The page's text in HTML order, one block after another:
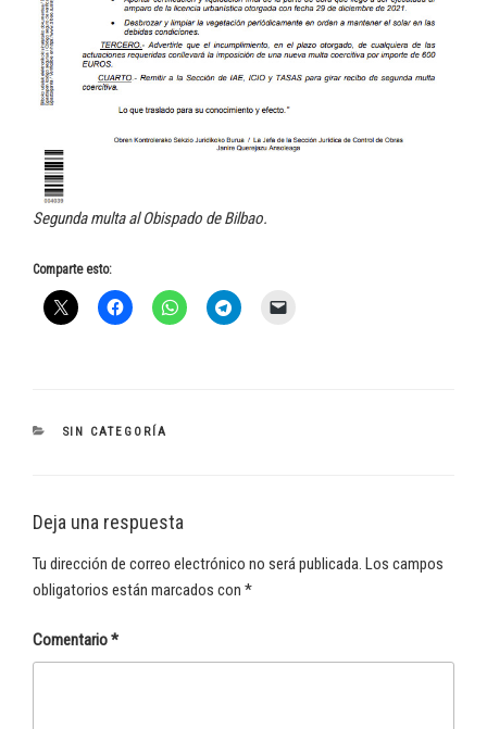
Segunda multa al Obispado de Bilbao.
Comparte esto:
CATEGORÍAS
SIN CATEGORÍA
Deja una respuesta
Tu dirección de correo electrónico no será publicada. Los campos
obligatorios están marcados con *
Comentario*